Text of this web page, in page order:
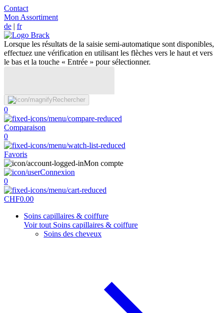
Contact
Mon Assortiment
de | fr
Lorsque les résultats de la saisie semi-automatique sont disponibles,
effectuez une vérification en utilisant les flèches vers le haut et vers
le bas et la touche « Entrée » pour sélectionner.
Rechercher
0
Comparaison
0
Favoris
Mon compte
Connexion
0
CHF0.00
Soins capillaires & coiffure
Voir tout Soins capillaires & coiffure
Soins des cheveux